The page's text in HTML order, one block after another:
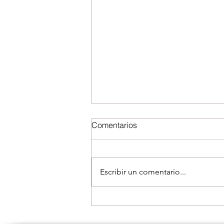
Comentarios
Escribir un comentario...